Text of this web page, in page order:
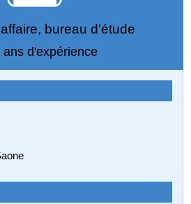
bureau d'étude
ans d'expérience